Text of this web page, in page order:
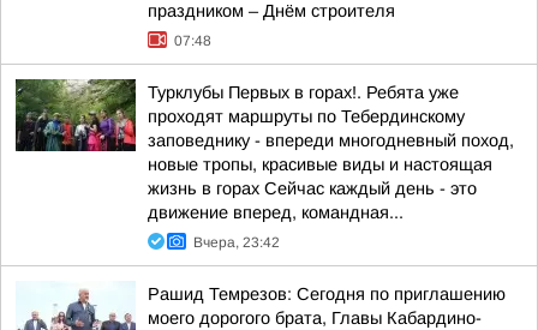
праздником – Днём строителя
07:48
Турклубы Первых в горах!. Ребята уже
проходят маршруты по Тебердинскому
заповеднику - впереди многодневный поход,
новые тропы, красивые виды и настоящая
жизнь в горах Сейчас каждый день - это
движение вперед, командная...
Вчера, 23:42
Рашид Темрезов: Сегодня по приглашению
моего дорогого брата, Главы Кабардино-